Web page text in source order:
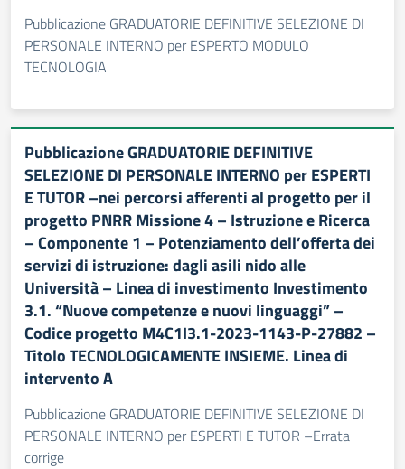
Pubblicazione GRADUATORIE DEFINITIVE SELEZIONE DI
PERSONALE INTERNO per ESPERTO MODULO
TECNOLOGIA
Pubblicazione GRADUATORIE DEFINITIVE
SELEZIONE DI PERSONALE INTERNO per ESPERTI
E TUTOR –nei percorsi afferenti al progetto per il
progetto PNRR Missione 4 – Istruzione e Ricerca
– Componente 1 – Potenziamento dell’offerta dei
servizi di istruzione: dagli asili nido alle
Università – Linea di investimento Investimento
3.1. “Nuove competenze e nuovi linguaggi” –
Codice progetto M4C1I3.1-2023-1143-P-27882 –
Titolo TECNOLOGICAMENTE INSIEME. Linea di
intervento A
Pubblicazione GRADUATORIE DEFINITIVE SELEZIONE DI
PERSONALE INTERNO per ESPERTI E TUTOR –Errata
corrige